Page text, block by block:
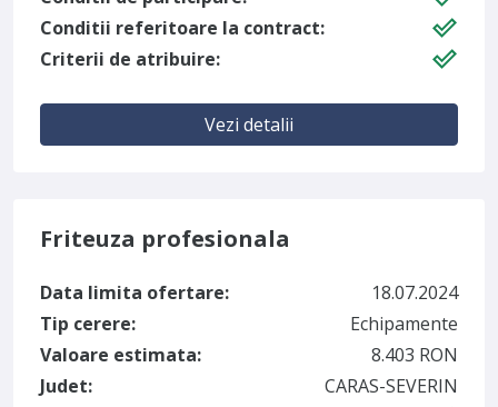
Conditii referitoare la contract:
Criterii de atribuire:
Vezi detalii
Friteuza profesionala
Data limita ofertare:
18.07.2024
Tip cerere:
Echipamente
Valoare estimata:
8.403 RON
Judet:
CARAS-SEVERIN